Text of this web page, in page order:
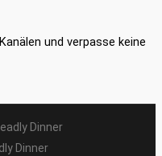
und verpasse keine
Dinner
Dinner